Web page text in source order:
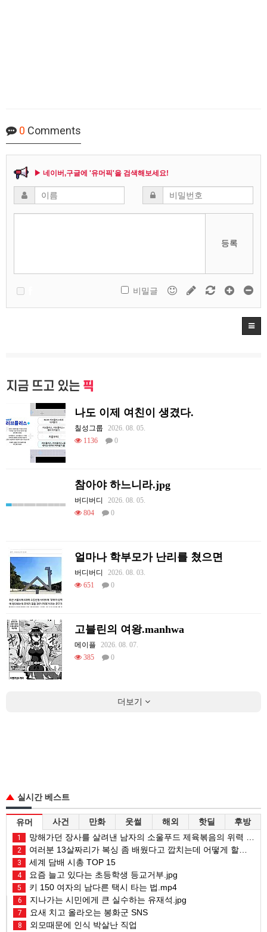
0 Comments
▶ 네이버,구글에 '유머픽'을 검색해보세요!
등록
비밀글
지금 뜨고 있는 픽
나도 이제 여친이 생겼다.
칠성그룹
2026. 08. 05.
1136
0
참아야 하느니라.jpg
버디버디
2026. 08. 05.
804
0
얼마나 학부모가 난리를 쳤으면
버디버디
2026. 08. 03.
651
0
고블린의 여왕.manhwa
메이플
2026. 08. 07.
385
0
더보기
실시간 베스트
유머 사건 만화 웃썰 해외 핫딜 후방
1 망해가던 장사를 살려낸 남자의 소울푸드 제육볶음의 위력 ㅋㅋ
2 여러분 13살짜리가 복싱 좀 배웠다고 깝치는데 어떻게 할까요?
3 세계 담배 시총 TOP 15
4 요즘 늘고 있다는 초등학생 등교거부.jpg
5 키 150 여자의 남다른 택시 타는 법.mp4
6 지나가는 시민에게 큰 실수하는 유재석.jpg
7 요새 치고 올라오는 봉화군 SNS
8 외모때문에 인식 박살난 직업